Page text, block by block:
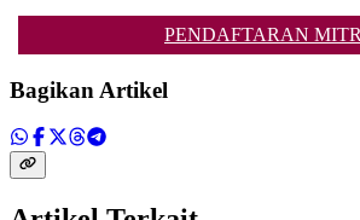
PENDAFTARAN
Bagikan Artikel